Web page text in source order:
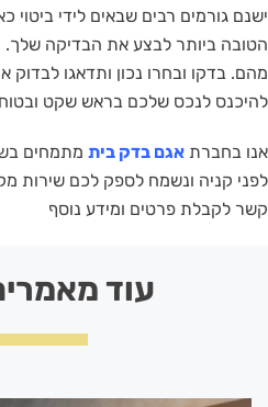
ישנם גורמים רבים שבאים לידי
הטובה ביותר לבצע את הבדיקה שלך.
מהם. בדקו ובחרו נכון ותדאגו לבדוק
להיכנס לנכס שלכם בראש שקט ובטוח
אנו בחברת אגם בדק בית מתמחים
לפני קניה ונשמח לספק לכם שירות
קשר לקבלת פרטים ומידע נוסף
עוד